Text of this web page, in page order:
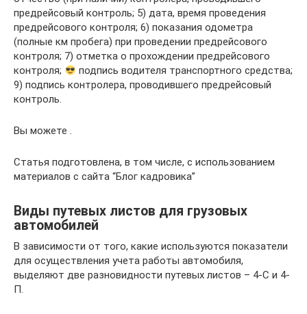
предрейсовый контроль; 5) дата, время проведения
предрейсового контроля; 6) показания одометра
(полные км пробега) при проведении предрейсового
контроля; 7) отметка о прохождении предрейсового
контроля;
подпись водителя транспортного средства;
9) подпись контролера, проводившего предрейсовый
контроль.
Вы можете .
Статья подготовлена, в том числе, с использованием
материалов с сайта “Блог кадровика”
Виды путевых листов для грузовых
автомобилей
В зависимости от того, какие используются показатели
для осуществления учета работы автомобиля,
выделяют две разновидности путевых листов – 4-С и 4-
П.